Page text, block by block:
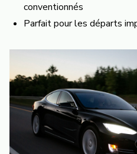
conventionnés
Parfait pour les départs